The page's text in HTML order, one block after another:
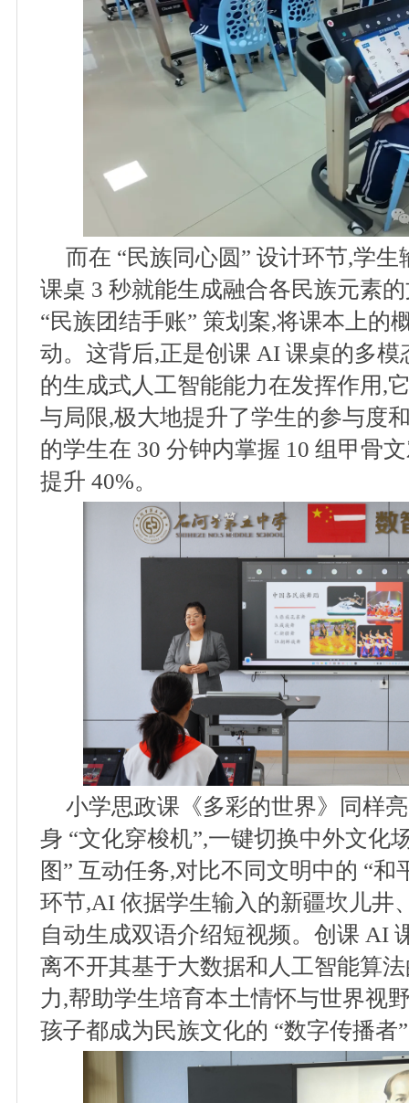
而在 “民族同心圆” 设计环节,学
课桌 3 秒就能生成融合各民族元素
“民族团结手账” 策划案,将课本上的
动。这背后,正是创课 AI 课桌的多
的生成式人工智能能力在发挥作用,
与局限,极大地提升了学生的参与度
的学生在 30 分钟内掌握 10 组甲骨
提升 40%。
小学思政课《多彩的世界》同样
身 “文化穿梭机”,一键切换中外文化
图” 互动任务,对比不同文明中的 “和
环节,AI 依据学生输入的新疆坎儿井
自动生成双语介绍短视频。创课 AI
离不开其基于大数据和人工智能算
力,帮助学生培育本土情怀与世界视
孩子都成为民族文化的 “数字传播者